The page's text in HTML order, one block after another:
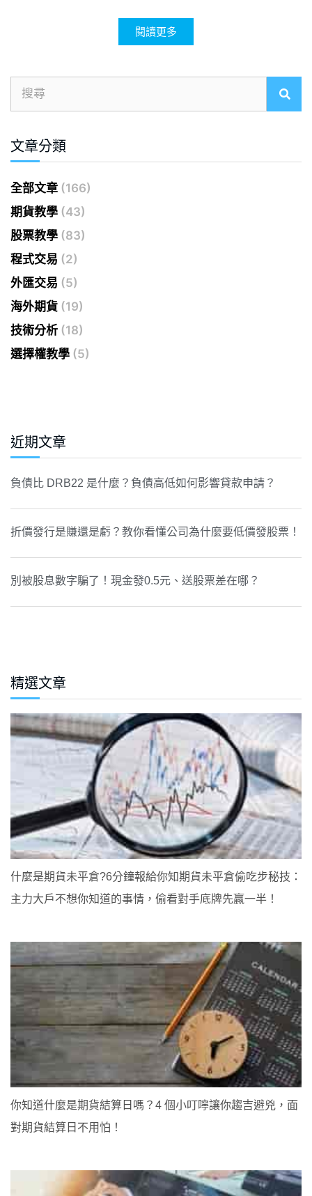
閱讀更多
文章分類
全部文章 (166)
期貨教學 (43)
股票教學 (83)
程式交易 (2)
外匯交易 (5)
海外期貨 (19)
技術分析 (18)
選擇權教學 (5)
近期文章
負債比 DRB22 是什麼？負債高低如何影響貸款申請？
折價發行是賺還是虧？教你看懂公司為什麼要低價發股票！
別被股息數字騙了！現金發0.5元、送股票差在哪？
精選文章
什麼是期貨未平倉?6分鐘報給你知期貨未平倉偷吃步秘技：
主力大戶不想你知道的事情，偷看對手底牌先贏一半！
你知道什麼是期貨結算日嗎？4 個小叮嚀讓你趨吉避兇，面
對期貨結算日不用怕！